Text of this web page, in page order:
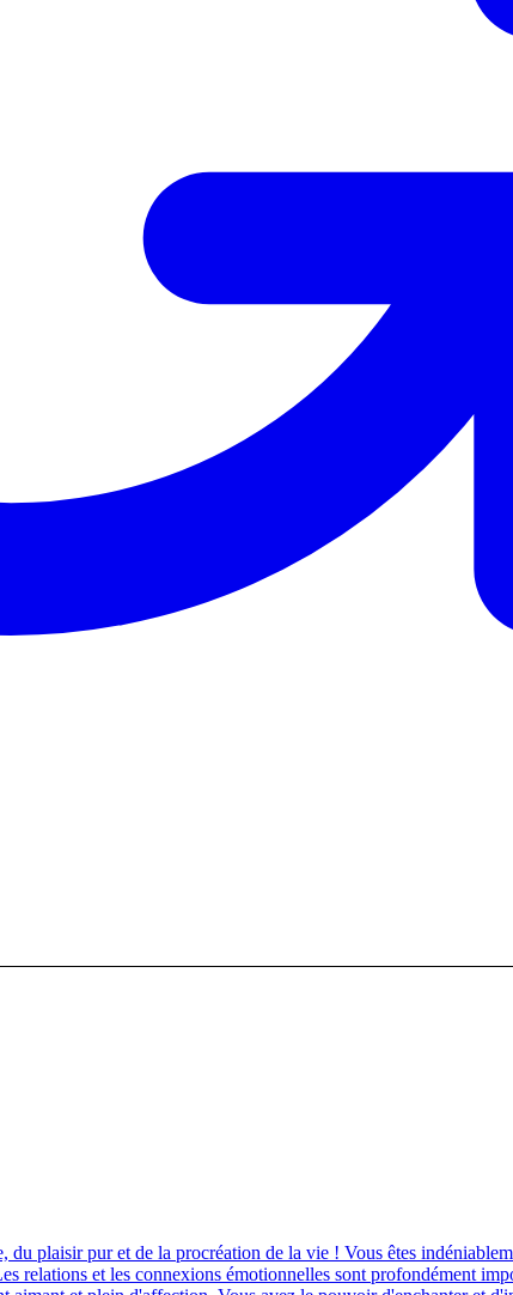
plaisir pur et de la procréation de la vie ! Vous êtes
relations et les connexions émotionnelles sont profondément